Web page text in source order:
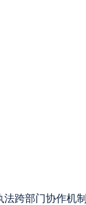
跨部门协作机